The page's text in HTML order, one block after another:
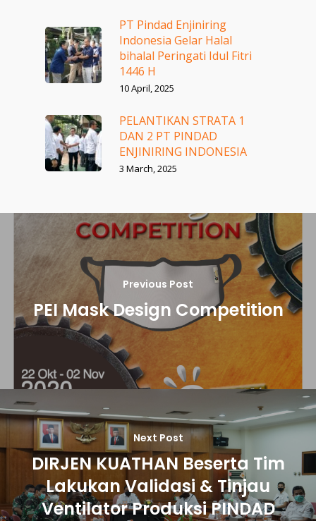
PT Pindad Enjiniring
Indonesia Gelar Halal
bihalal Peringati Idul Fitri
1446 H
10 April, 2025
PELANTIKAN STRATA 1
DAN 2 PT PINDAD
ENJINIRING INDONESIA
3 March, 2025
Previous Post
PEI Mask Design Competition
Next Post
DIRJEN KUATHAN Beserta Tim
Lakukan Validasi & Tinjau
Ventilator Produksi PINDAD